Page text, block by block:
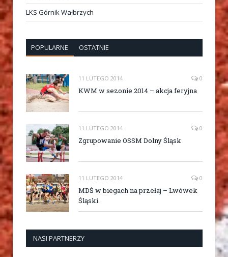
LKS Górnik Wałbrzych
POPULARNE OSTATNIE
11 LUTEGO 2014 0
KWM w sezonie 2014 – akcja feryjna
11 LUTEGO 2014 0
Zgrupowanie OSSM Dolny Śląsk
11 LUTEGO 2014 0
MDŚ w biegach na przełaj – Lwówek
Śląski
NASI PARTNERZY